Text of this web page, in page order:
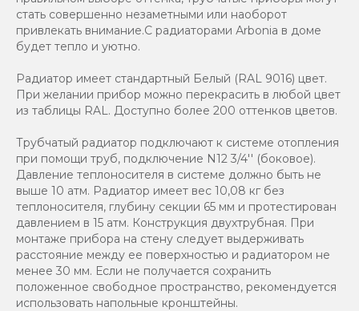
стать совершенно незаметными или наоборот
привлекать внимание.С радиаторами Аrbonia в доме
будет тепло и уютно.
Радиатор имеет стандартный Белый (RAL 9016) цвет.
При желании прибор можно перекрасить в любой цвет
из таблицы RAL. Доступно более 200 оттенков цветов.
Трубчатый радиатор подключают к системе отопления
при помощи труб, подключение N12 3/4'' (боковое).
Давление теплоносителя в системе должно быть не
выше 10 атм. Радиатор имеет вес 10,08 кг без
теплоносителя, глубину секции 65 мм и протестирован
давлением в 15 атм. Конструкция двухтрубная. При
монтаже прибора на стену следует выдерживать
расстояние между ее поверхностью и радиатором не
менее 30 мм. Если не получается сохранить
положенное свободное пространство, рекомендуется
использовать напольные кронштейны.